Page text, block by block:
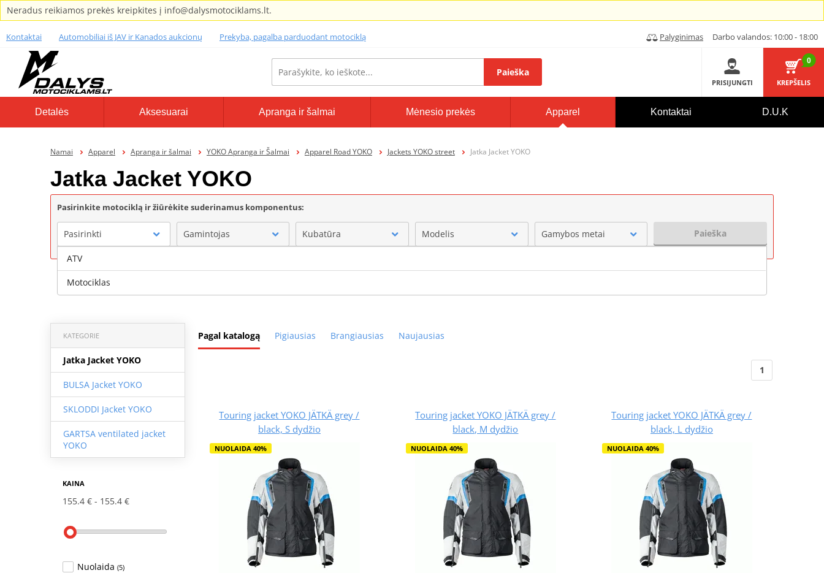
Neradus reikiamos prekės kreipkites į info@dalysmotociklams.lt.
Kontaktai Automobiliai iš JAV ir Kanados aukcionų Prekyba, pagalba parduodant motociklą Palyginimas Darbo valandos: 10:00 - 18:00
Paieška
PRISIJUNGTI
0
KREPŠELIS
Detalės Aksesuarai Apranga ir šalmai Mėnesio prekės Apparel Kontaktai D.U.K
Namai Apparel Apranga ir šalmai YOKO Apranga ir Šalmai Apparel Road YOKO Jackets YOKO street Jatka Jacket YOKO
Jatka Jacket YOKO
Pasirinkite motociklą ir žiūrėkite suderinamus komponentus:
Pasirinkti Gamintojas Kubatūra Modelis Gamybos metai Paieška
Pagal katalogą Pigiausias Brangiausias Naujausias
KATEGORIE
Jatka Jacket YOKO
BULSA Jacket YOKO
SKLODDI Jacket YOKO
GARTSA ventilated jacket
YOKO
KAINA
155.4 € 155.4 €
Nuolaida (5)
1
Touring jacket YOKO JÄTKÄ grey /
black, S dydžio
NUOLAIDA 40%
Touring jacket YOKO JÄTKÄ grey /
black, M dydžio
NUOLAIDA 40%
Touring jacket YOKO JÄTKÄ grey /
black, L dydžio
NUOLAIDA 40%
ATV
Motociklas